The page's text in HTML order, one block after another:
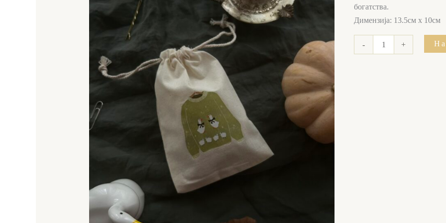
богатства.
Димензија: 13.5см х 10см
- +